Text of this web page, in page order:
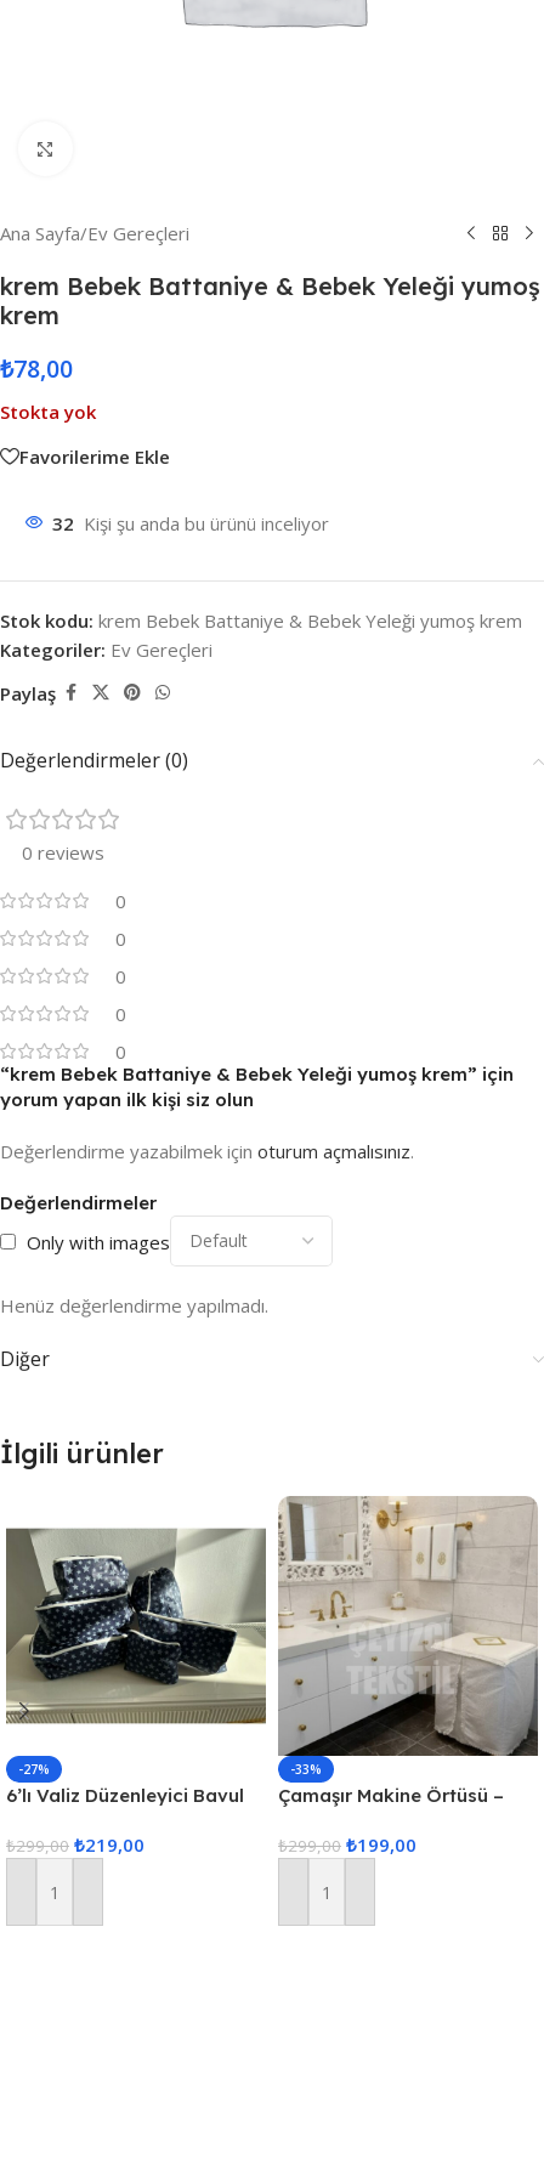
Ana Sayfa/Ev Gereçleri
krem Bebek Battaniye & Bebek Yeleği yumoş
krem
₺78,00
Stokta yok
Favorilerime Ekle
32 Kişi şu anda bu ürünü inceliyor
Stok kodu: krem Bebek Battaniye & Bebek Yeleği yumoş krem
Kategoriler: Ev Gereçleri
Paylaş
Değerlendirmeler (0)
0 reviews
0
0
0
0
0
Değerlendirmeler
Only with images
Henüz değerlendirme yapılmadı.
“krem Bebek Battaniye & Bebek Yeleği yumoş krem” için
yorum yapan ilk kişi siz olun
Değerlendirme yazabilmek için oturum açmalısınız.
Diğer
İlgili ürünler
-27%
6’lı Valiz Düzenleyici Bavul
Hurcu
₺299,00 ₺219,00
Sepete Ekle
-33%
Çamaşır Makine Örtüsü –
₺299,00 ₺199,00
Sepete Ekle